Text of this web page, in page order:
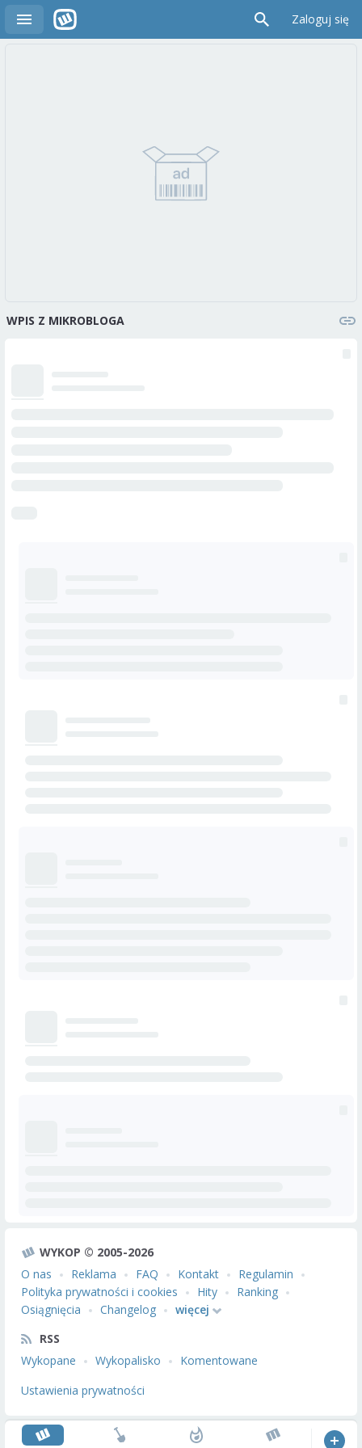
Zaloguj się
WPIS Z MIKROBLOGA
WYKOP © 2005-2026
O nas
Reklama FAQ Kontakt
Regulamin
Polityka prywatności i cookies
Hity
Ranking
Osiągnięcia
Changelog
więcej
RSS
Wykopane
Wykopalisko
Komentowane
Ustawienia prywatności